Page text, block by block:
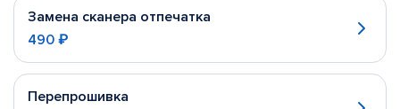
Замена сканера отпечатка
490 ₽
Перепрошивка